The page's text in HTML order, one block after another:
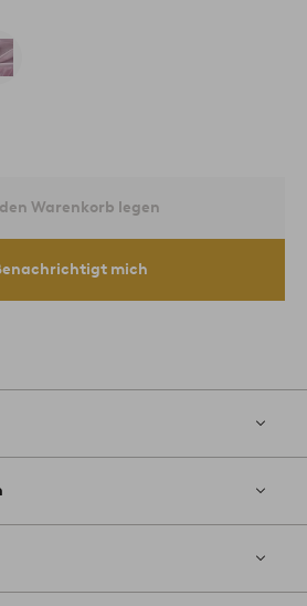
Warenkorb legen
mich